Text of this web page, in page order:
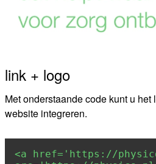
link + logo
Met onderstaande code kunt u
website integreren.